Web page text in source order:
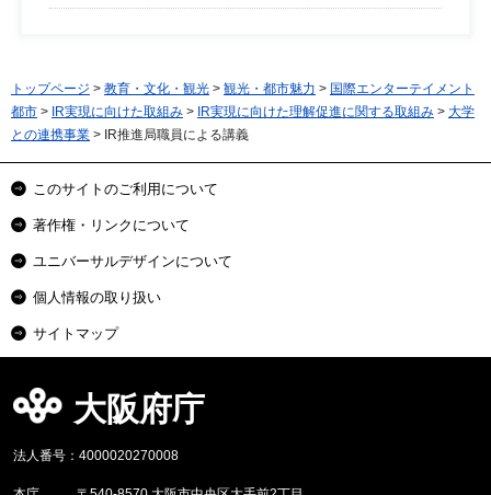
トップページ > 教育・文化・観光 > 観光・都市魅力 > 国際エンターテイメント
都市 > IR実現に向けた取組み > IR実現に向けた理解促進に関する取組み > 大学
との連携事業 > IR推進局職員による講義
このサイトのご利用について
著作権・リンクについて
ユニバーサルデザインについて
個人情報の取り扱い
サイトマップ
大阪府庁
法人番号：4000020270008